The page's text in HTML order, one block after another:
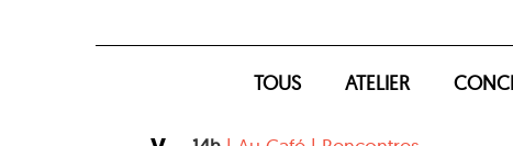
TOUS ATELIER